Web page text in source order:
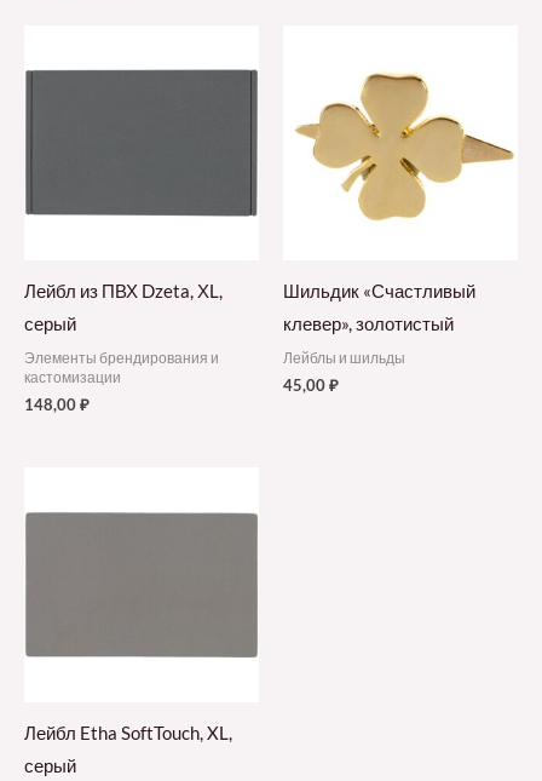
Лейбл из ПВХ Dzeta, ХL,
серый
Элементы брендирования и
кастомизации
148,00₽
Шильдик «Счастливый
клевер», золотистый
Лейблы и шильды
45,00₽
Лейбл Etha SoftTouch, XL,
серый